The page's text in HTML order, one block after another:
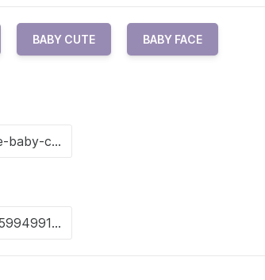
BABY CUTE BABY FACE